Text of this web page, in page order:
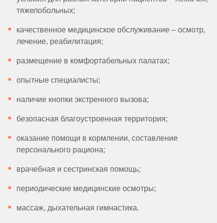
тяжелобольных;
качественное медицинское обслуживание – осмотр,
лечение, реабилитация;
размещение в комфортабельных палатах;
опытные специалисты;
наличие кнопки экстренного вызова;
безопасная благоустроенная территория;
оказание помощи в кормлении, составление
персонального рациона;
врачебная и сестринская помощь;
периодические медицинские осмотры;
массаж, дыхательная гимнастика.